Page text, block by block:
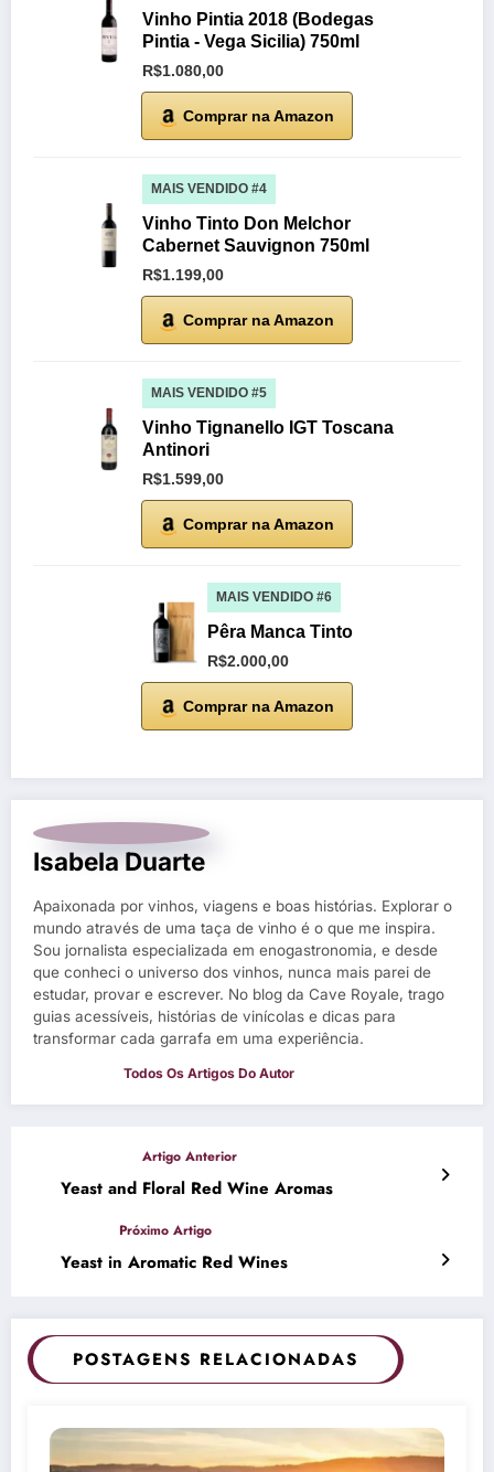
Vinho Pintia 2018 (Bodegas
Pintia - Vega Sicilia) 750ml
R$1.080,00
Comprar na Amazon
MAIS VENDIDO #4
Vinho Tinto Don Melchor
Cabernet Sauvignon 750ml
R$1.199,00
Comprar na Amazon
MAIS VENDIDO #5
Vinho Tignanello IGT Toscana
Antinori
R$1.599,00
Comprar na Amazon
MAIS VENDIDO #6
Pêra Manca Tinto
R$2.000,00
Comprar na Amazon
Isabela Duarte
Apaixonada por vinhos, viagens e boas histórias. Explorar o
mundo através de uma taça de vinho é o que me inspira.
Sou jornalista especializada em enogastronomia, e desde
que conheci o universo dos vinhos, nunca mais parei de
estudar, provar e escrever. No blog da Cave Royale, trago
guias acessíveis, histórias de vinícolas e dicas para
transformar cada garrafa em uma experiência.
Yeast and Floral Red Wine Aromas
Yeast in Aromatic Red Wines
POSTAGENS RELACIONADAS